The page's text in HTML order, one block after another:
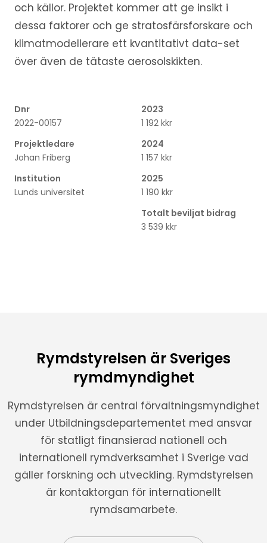
och källor. Projektet kommer att ge insikt i
dessa faktorer och ge stratosfärsforskare och
klimatmodellerare ett kvantitativt data-set
över även de tätaste aerosolskikten.
Dnr
2022-00157
Projektledare
Johan Friberg
Institution
Lunds universitet
2023
1 192 kkr
2024
1 157 kkr
2025
1 190 kkr
Totalt beviljat bidrag
3 539 kkr
Rymdstyrelsen är Sveriges
rymdmyndighet
Rymdstyrelsen är central förvaltningsmyndighet
under Utbildningsdepartementet med ansvar
för statligt finansierad nationell och
internationell rymdverksamhet i Sverige vad
gäller forskning och utveckling. Rymdstyrelsen
är kontaktorgan för internationellt
rymdsamarbete.